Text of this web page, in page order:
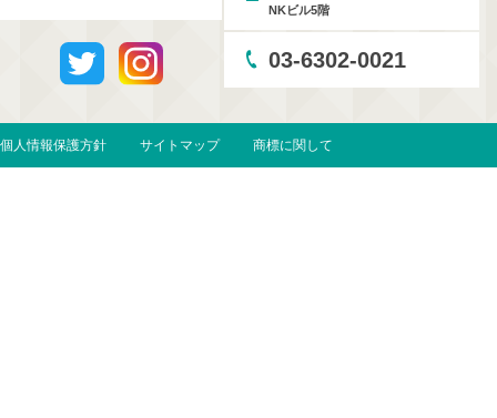
NKビル5階
03-6302-0021
個人情報保護方針 サイトマップ 商標に関して